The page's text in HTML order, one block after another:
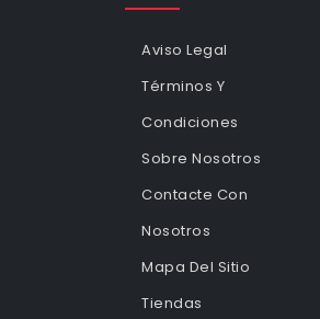
Aviso Legal
Términos Y
Condiciones
Sobre Nosotros
Contacte Con
Nosotros
Mapa Del Sitio
Tiendas